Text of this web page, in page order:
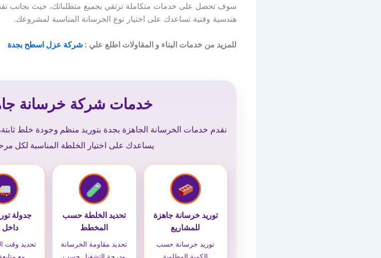
سوف تحصل على خدمات متكاملة ترتقي بجميع متطلباتك، حيث بجانب
هندسية وفنية تساعدك على اختيار نوع الخرسانة المناسبة لمشروعك.
للمزيد من خدمات البناء و المقاولات اطلع علي : شركة عزل اسطح بجدة
خدمات شركة خرسانة
نقدم خدمات الخرسانة الجاهزة بجدة بتوريد منظم وجودة خلط
يساعدك على اختيار الخلطة المناسبة لكل
توريد خرسانة جاهزة
للمشاريع
توريد خرسانة حسب
الكمية المطلوبة
تحديد الخلطة حسب
المخطط
تحديد مقاومة الخرسانة
ودرجة التشغيل حسب
جدولة
تحديد وقت
مع